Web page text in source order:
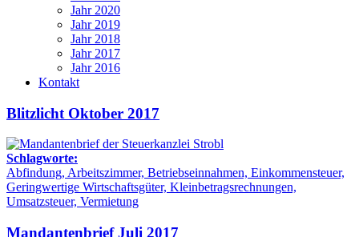
Jahr 2020
Jahr 2019
Jahr 2018
Jahr 2017
Jahr 2016
Kontakt
Blitzlicht Oktober 2017
Schlagworte:
Abfindung, Arbeitszimmer, Betriebseinnahmen, Einkommensteuer,
Geringwertige Wirtschaftsgüter, Kleinbetragsrechnungen,
Umsatzsteuer, Vermietung
Mandantenbrief Juli 2017